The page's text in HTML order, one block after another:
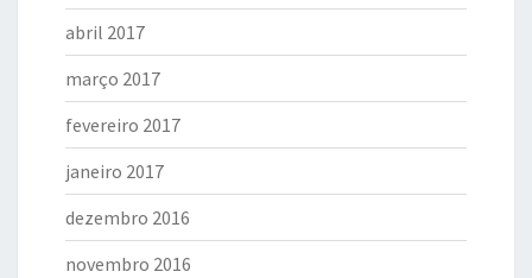
abril 2017
março 2017
fevereiro 2017
janeiro 2017
dezembro 2016
novembro 2016